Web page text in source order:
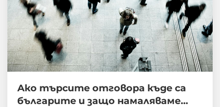
Ако търсите отговора къде са
българите и защо намаляваме...